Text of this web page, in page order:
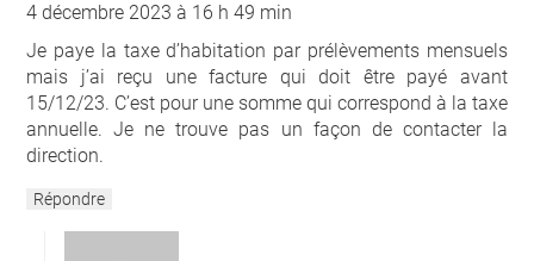
4 décembre 2023 à 16 h 49 min
Je paye la taxe d’habitation par prélèvements mensuels
mais j’ai reçu une facture qui doit être payé avant
15/12/23. C’est pour une somme qui correspond à la taxe
annuelle. Je ne trouve pas un façon de contacter la
direction.
Répondre